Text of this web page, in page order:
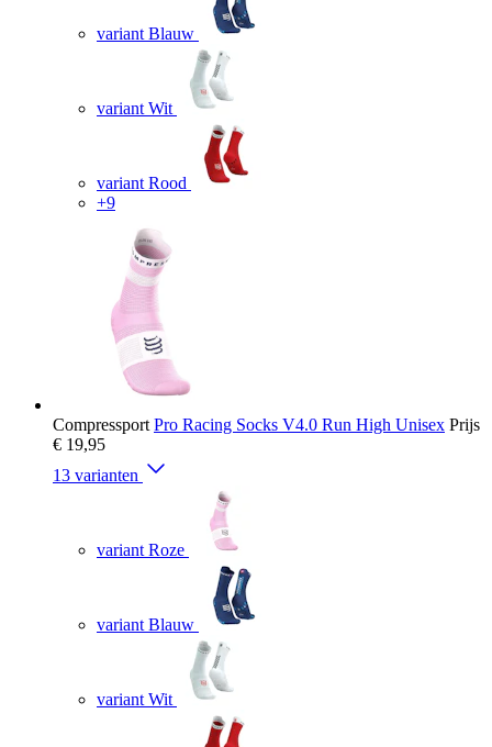
variant Blauw
variant Wit
variant Rood
+9
Compressport Pro Racing Socks V4.0 Run High Unisex Prijs
€ 19,95
13 varianten
variant Roze
variant Blauw
variant Wit